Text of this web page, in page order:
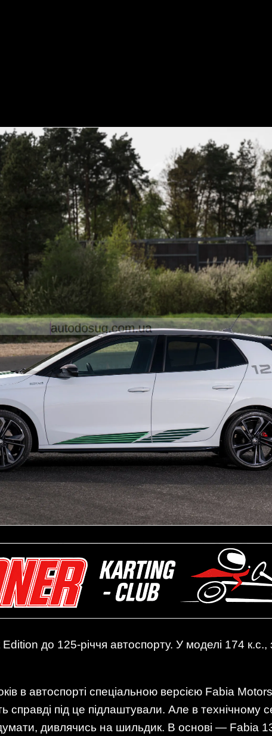
до 125-річчя автоспорту. У моделі 174 к.с.,
в автоспорті спеціальною версією Fabia
справді під це підлаштували. Але в технічному
дивлячись на шильдик. В основі — Fabia